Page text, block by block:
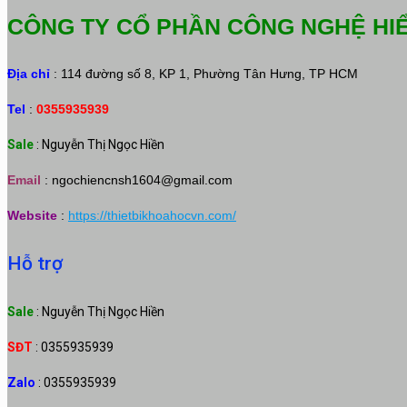
CÔNG TY CỔ PHẦN CÔNG NGHỆ
Địa chỉ : 114 đường số 8, KP 1, Phường Tân Hưng, TP HCM
Tel : 0355935939
Sale : Nguyễn Thị Ngọc Hiền
Email : ngochiencnsh1604@gmail.com
Website : https://thietbikhoahocvn.com/
Hỗ trợ
Sale : Nguyễn Thị Ngọc Hiền
SĐT : 0355935939
Zalo : 0355935939